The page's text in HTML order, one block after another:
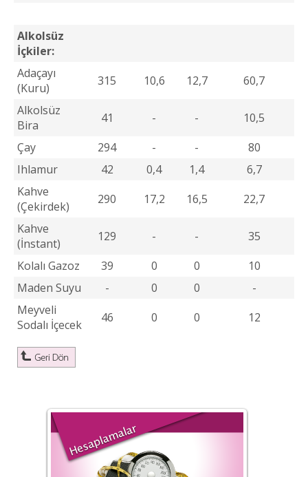
Alkolsüz
İçkiler:
Adaçayı
(Kuru)
315 10,6 12,7
60,7
Alkolsüz
Bira
41 - -
10,5
Çay
294 - -
80
Ihlamur
42 0,4 1,4
6,7
Kahve
(Çekirdek)
290 17,2 16,5
22,7
Kahve
(İnstant)
129 - -
35
Kolalı Gazoz
39 0 0
10
Maden Suyu
- 0 0
-
Meyveli
Sodalı İçecek
46 0 0 12